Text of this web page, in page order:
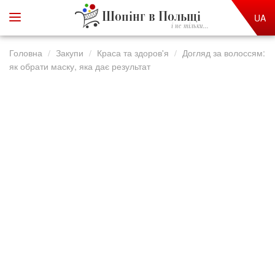
Шопінг в Польщі
і не тільки...
UA
Головна Закупи Краса та здоров'я
Догляд за волоссям:
як обрати маску, яка дає результат